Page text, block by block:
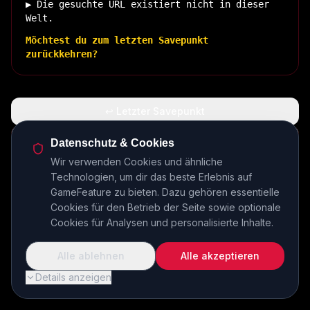
▶ Die gesuchte URL existiert nicht in dieser
Welt.
Möchtest du zum letzten Savepunkt
zurückkehren?
🏠 Zurück zur Basis
INSERT COIN TO CONTINUE...
Datenschutz & Cookies
Wir verwenden Cookies und ähnliche
Technologien, um dir das beste Erlebnis auf
GameFeature zu bieten. Dazu gehören essentielle
Cookies für den Betrieb der Seite sowie optionale
Cookies für Analysen und personalisierte Inhalte.
Details anzeigen
Alle ablehnen Alle akzeptieren